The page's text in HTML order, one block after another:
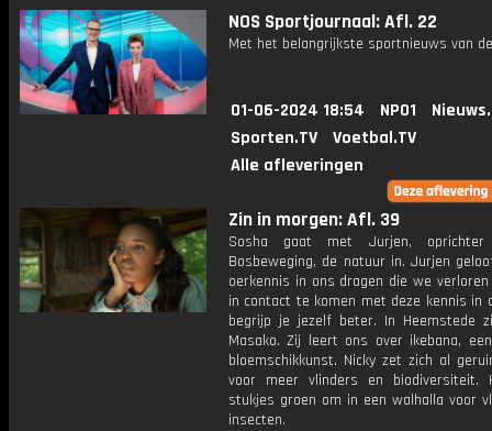
NOS Sportjournaal: Afl. 22
Met het belangrijkste sportnieuws van
01-06-2024 18:54 NPO1
Sporten.TV
Voetbal.TV
Alle afleveringen
Zin in morgen: Afl. 39
Sosha gaat met Jurjen,
Bosbeweging, de natuur in. Jurjen
oerkennis in ons dragen die we verloren
in contact te komen met deze kennis in
begrijp je jezelf beter. In Heemstede
Masako. Zij leert ons over ikebana,
bloemschikkunst. Nicky zet zich al
voor meer vlinders en biodiversiteit.
stukjes groen om in een walhalla voor
insecten.